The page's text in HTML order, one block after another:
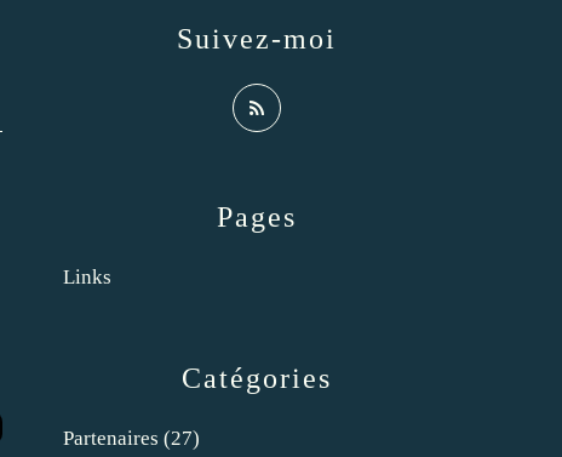
Catégories
Partenaires (27)
Pages
Links
Suivez-moi